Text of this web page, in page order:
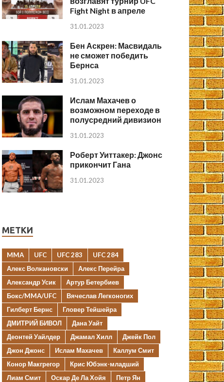
Fight Night в апреле
31.01.2023
Бен Аскрен: Масвидаль
не сможет победить
Бернса
31.01.2023
Ислам Махачев о
возможном переходе в
полусредний дивизион
31.01.2023
Роберт Уиттакер: Джонс
прикончит Гана
31.01.2023
МЕТКИ
MMA UFC UFC 283
UFC 284
Алекс Волкановски
Алекс Перейра
Александр Усик
Артур Бетербиев
Бокс/MMA/UFC
Вячеслав Легконогих
Гилберт Бернс
Гловер Тейшейра
ДМИТРИЙ БИВОЛ
Дана Уайт
Деонтей Уайлдер
Джамал Хилл
Джейк Пол
Джон Джонс
Ислам Махачев
Каллум Смит
Конор Макгрегор
Крис Юбэнк-младший
Лиам Смит
Оскар Де Ла Хойя
Петр Ян